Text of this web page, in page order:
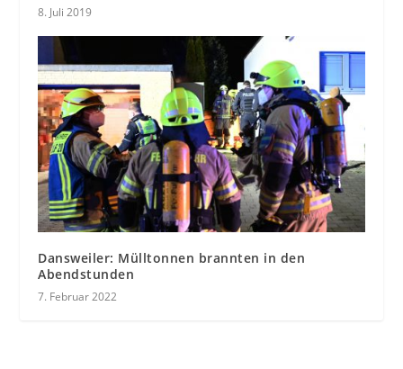
8. Juli 2019
Dansweiler: Mülltonnen brannten in den
Abendstunden
7. Februar 2022